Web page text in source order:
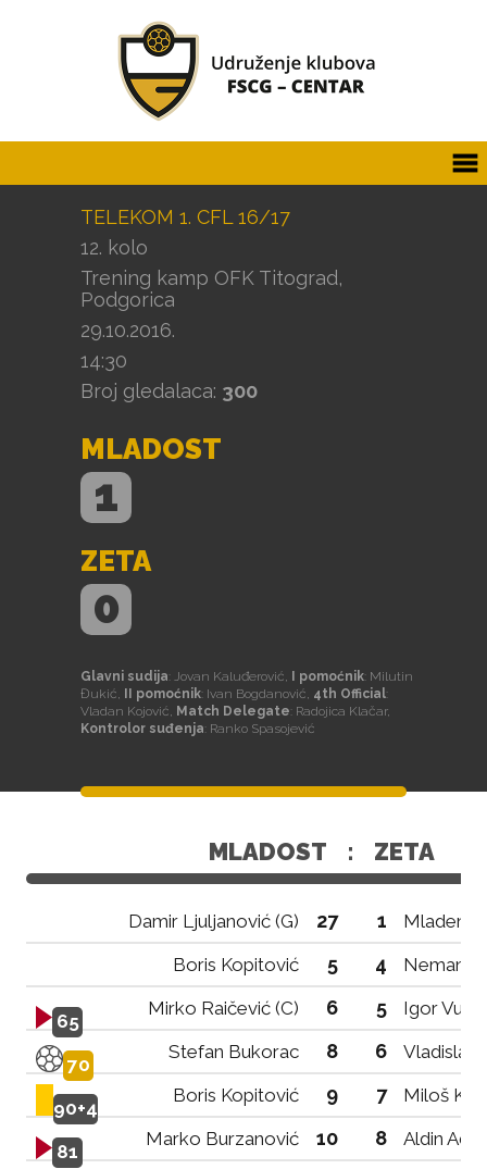
TELEKOM 1. CFL 16/17
12. kolo
Trening kamp OFK Titograd,
Podgorica
29.10.2016.
14:30
Broj gledalaca: 300
MLADOST
1
ZETA
0
Glavni sudija: Jovan Kaluđerović, I pomoćnik: Milutin
Đukić,
II pomoćnik: Ivan Bogdanović, 4th Official:
Vladan Kojović, Match Delegate: Radojica Klačar,
Kontrolor suđenja: Ranko Spasojević
MLADOST : ZETA
Damir Ljuljanović (G) 27 1
Mladen
Boris Kopitović
5 4 Nemanja
65
Mirko Raičević (C) 6 5 Igor
70
Stefan Bukorac 8 6 Vladislav
90+4
Boris Kopitović 9 7 Miloš
81
Marko Burzanović 10 8
Aldin